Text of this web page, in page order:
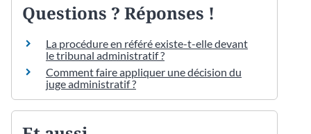
Questions ? Réponses !
La procédure en référé existe-t-elle devant
le tribunal administratif ?
Comment faire appliquer une décision du
juge administratif ?